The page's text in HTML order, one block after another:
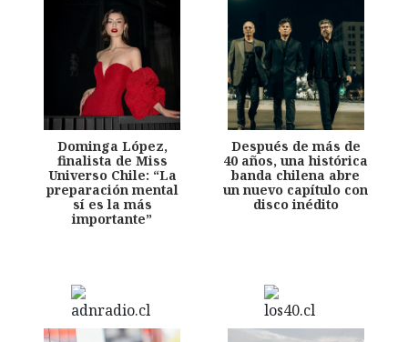
Dominga López,
finalista de Miss
Universo Chile: “La
preparación mental
sí es la más
importante”
Después de más de
40 años, una histórica
banda chilena abre
un nuevo capítulo con
disco inédito